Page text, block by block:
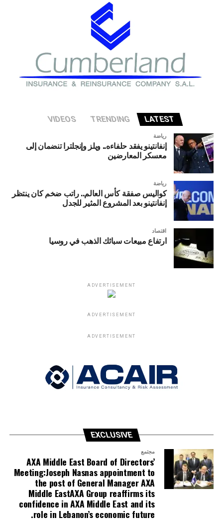
‎باشرت بتطبيق خطة امنية خاصة على الحدود الشمالية لضبطها
ووقف عمليات تهريب النازحين السوريين بعدما قاربت الأمور من
الفتان مع دخول المئات يوميا الى الاراضي اللبنانية
لودريان
كشف مصدر في السفارة الفرنسية في بيروت ان الدوائر المعنية
في قصر الصنوبر قد أنجزت كل الترتيبات اللوجستية والادارية
المصارف من جديد
تبين ان عددا من المصارف تعمد الى توزيع جزءا من الحصص
المخصصة لها من قبل مصرف لبنان لدفع رواتب موظفيها
بالدولار ،لصالح موظفون كبار في الدولة ومحظوظون على سعر
٤٨٠٠٠ ليرة للدولار.
LATEST
TRENDING
VIDEOS
رياضة
إنفانتينو يفقد حلفاءه.. ويلز وإنجلترا تنضمان إلى
معسكر المعارضين
رياضة
كواليس صفقة كأس العالم.. راتب ضخم كان ينتظر
إنفانتينو بعد المشروع المثير للجدل
اقتصاد
ارتفاع مبيعات سبائك الذهب في روسيا
ADVERTISEMENT
ADVERTISEMENT
ADVERTISEMENT
EXCLUSIVE
مجتمع
AXA Middle East Board of Directors’
Meeting:Joseph Nasnas appointment to
the post of General Manager AXA
Middle EastAXA Group reaffirms its
confidence in AXA Middle East and its
role in Lebanon’s economic future.